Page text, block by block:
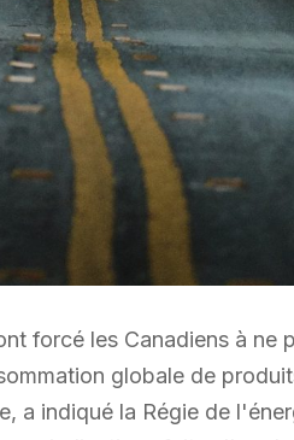
forcé les Canadiens à ne
globale de
a indiqué la Régie de